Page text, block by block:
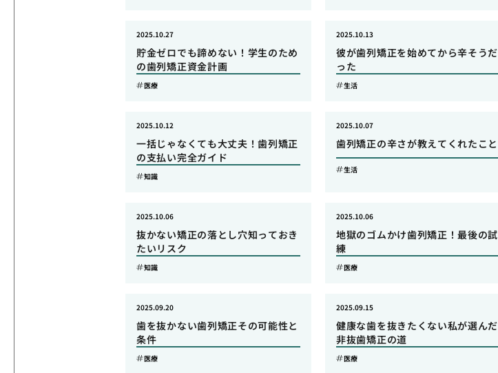
貯金ゼロでも諦めない！学生のため
の歯列矯正資金計画
2025.10.27
医療
彼が歯列矯正を始めてから辛そうだ
った
2025.10.13
生活
一括じゃなくても大丈夫！歯列矯正
の支払い完全ガイド
2025.10.12
知識
歯列矯正の辛さが教えてくれたこと
2025.10.07
生活
抜かない矯正の落とし穴知っておき
たいリスク
2025.10.06
知識
地獄のゴムかけ歯列矯正！最後の試
練
2025.10.06
医療
歯を抜かない歯列矯正その可能性と
条件
2025.09.20
医療
健康な歯を抜きたくない私が選んだ
非抜歯矯正の道
2025.09.15
医療